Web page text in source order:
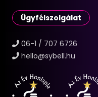
Ügyfélszolgálat
06-1 / 707 6726
hello@sybell.hu